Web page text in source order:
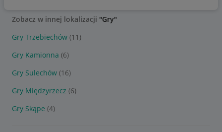
Zobacz w innej lokalizacji "Gry"
Gry Trzebiechów (11)
Gry Kamionna (6)
Gry Sulechów (16)
Gry Międzyrzecz (6)
Gry Skąpe (4)